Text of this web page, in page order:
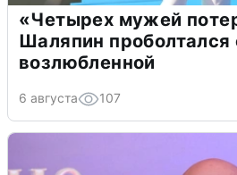
«Четырех мужей
Шаляпин проболтался
возлюбленной
6 августа 107